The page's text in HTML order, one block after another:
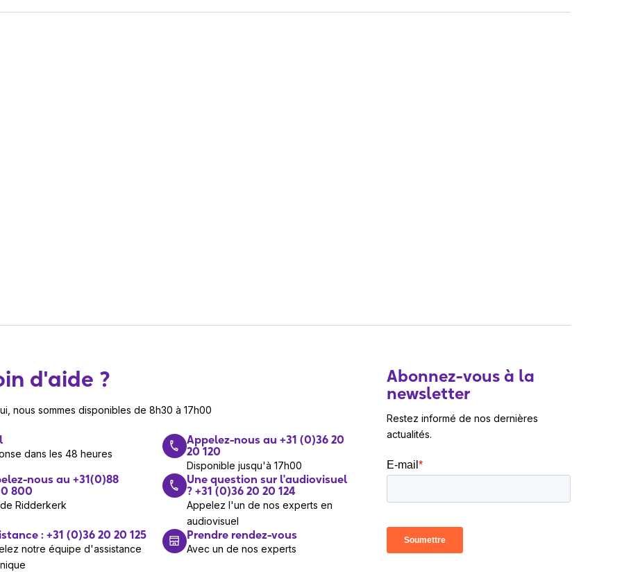
afin de pouvoir poser le
villas, des appartements, des
d'aide ?
nous sommes disponibles de 8h30 à 17h00
dans les 48 heures
Appelez-nous au +31 (0)36 20
20 120
Disponible jusqu'à 17h00
nous au +31(0)88
800
Ridderkerk
Une question sur l'audiovisuel
? +31 (0)36 20 20 124
Appelez l'un de nos experts en
audiovisuel
: +31 (0)36 20 20 125
notre équipe d'assistance
Prendre rendez-vous
Avec un de nos experts
Abonnez-vous à la
newsletter
Restez informé de nos dernières
actualités.